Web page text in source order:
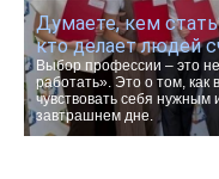
Думаете, кем
кто делает людей
Выбор профессии – это
работать». Это о том, как
чувствовать себя нужным
завтрашнем дне.